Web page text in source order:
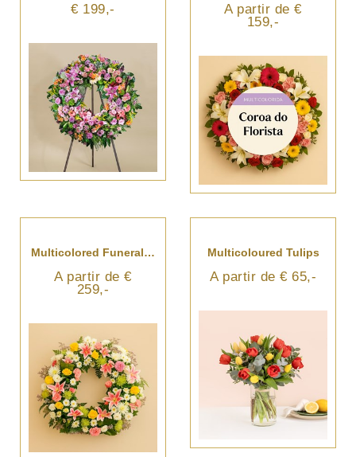
€ 199,-
A partir de €
159,-
Multicolored Funeral Wreath
A partir de €
259,-
Multicoloured Tulips
A partir de € 65,-